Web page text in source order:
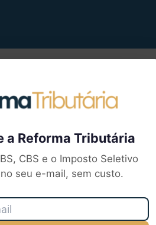
a Reforma Tributária
CBS e o Imposto Seletivo
seu e-mail, sem custo.